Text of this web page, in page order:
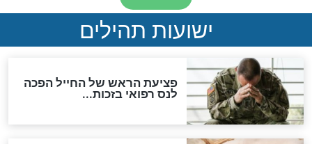
גזרות
סגולת ע"ב שמות הקודש